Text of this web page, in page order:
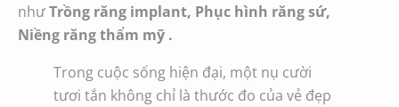
nhưTrồng răng implant, Phục hình răng sứ,
Niềng răng thẩm mỹ .
Trong cuộc sống hiện đại, một nụ cười
tươi tắn không chỉ là thước đo của vẻ đẹp